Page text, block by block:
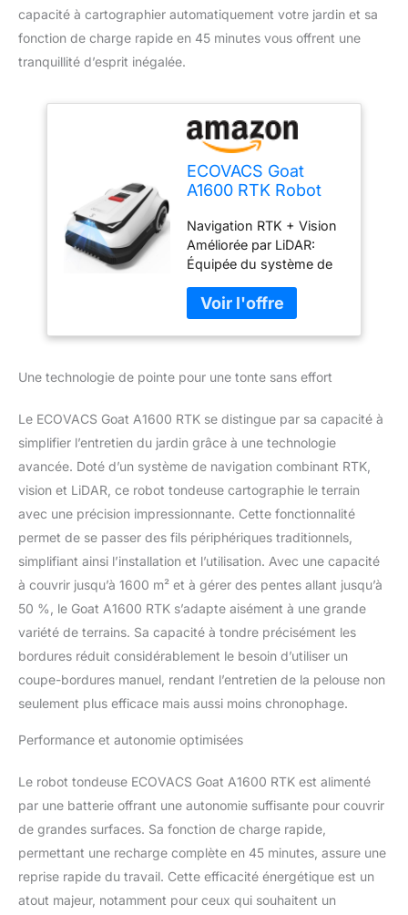
capacité à cartographier automatiquement votre jardin et sa
fonction de charge rapide en 45 minutes vous offrent une
tranquillité d’esprit inégalée.
ECOVACS Goat
A1600 RTK Robot
périphérique 1600
m², Navigation
RTK+Vision
Améliorée par
LiDAR, Charge
Rapide 45 Min,
Tonte précise des
Cartographie
50%
Navigation RTK + Vision
Améliorée par LiDAR:
Équipée du système de
de la technologie LiDAR
3D-ToF à l'état solide, la
tondeuse atteint une
positionnement de
rapport aux autres
technologies RTK, elle
peut capter jusqu'à 40
satellites sur 80 % de
bandes de signal
supplémentaires, offrant
une vitesse de
rapide et une stabilité
accrue de 30 % à
l’ombre. Dans les zones
ombragées (arbres ou
positionnement visuel
garantit une tonte
continue et précise.
Coupe Rapide et
entretien du gazon sans
effort grâce à la
32V, offrant à la
tondeuse une puissance
et une vitesse de coupe
exceptionnelles. Grâce à
Une technologie de pointe pour une tonte sans effort
Le ECOVACS Goat A1600 RTK se distingue par sa capacité à
simplifier l’entretien du jardin grâce à une technologie
avancée. Doté d’un système de navigation combinant RTK,
vision et LiDAR, ce robot tondeuse cartographie le terrain
avec une précision impressionnante. Cette fonctionnalité
permet de se passer des fils périphériques traditionnels,
simplifiant ainsi l’installation et l’utilisation. Avec une capacité
à couvrir jusqu’à 1600 m² et à gérer des pentes allant jusqu’à
50 %, le Goat A1600 RTK s’adapte aisément à une grande
variété de terrains. Sa capacité à tondre précisément les
bordures réduit considérablement le besoin d’utiliser un
coupe-bordures manuel, rendant l’entretien de la pelouse non
seulement plus efficace mais aussi moins chronophage.
Performance et autonomie optimisées
Le robot tondeuse ECOVACS Goat A1600 RTK est alimenté
par une batterie offrant une autonomie suffisante pour couvrir
de grandes surfaces. Sa fonction de charge rapide,
permettant une recharge complète en 45 minutes, assure une
reprise rapide du travail. Cette efficacité énergétique est un
atout majeur, notamment pour ceux qui souhaitent un